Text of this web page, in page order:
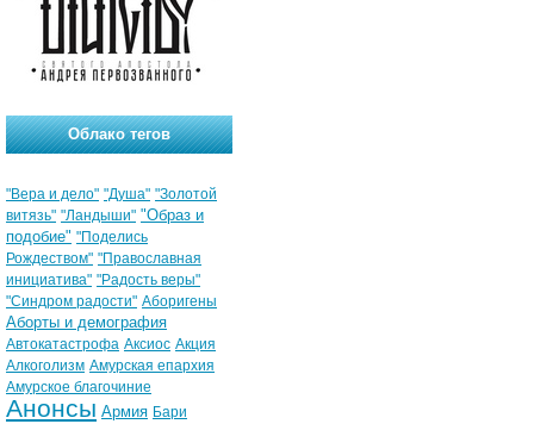
Облако тегов
"Вера и дело" "Душа" "Золотой
витязь" "Ландыши" "Образ и
подобие" "Поделись
Рождеством" "Православная
инициатива" "Радость веры"
"Синдром радости" Аборигены
Аборты и демография
Автокатастрофа Аксиос Акция
Алкоголизм Амурская епархия
Амурское благочиние
Анонсы Армия Бари